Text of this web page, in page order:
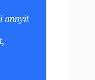
annyit